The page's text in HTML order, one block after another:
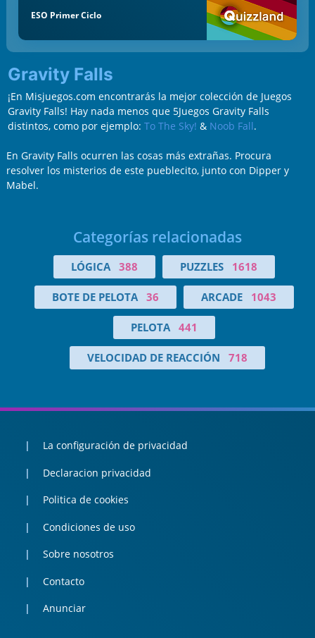
ESO Primer Ciclo
Gravity Falls
¡En Misjuegos.com encontrarás la mejor colección de Juegos
Gravity Falls! Hay nada menos que 5Juegos Gravity Falls
distintos, como por ejemplo: To The Sky! & Noob Fall.
En Gravity Falls ocurren las cosas más extrañas. Procura
resolver los misterios de este pueblecito, junto con Dipper y
Mabel.
Categorías relacionadas
LÓGICA 388 PUZZLES 1618
BOTE DE PELOTA 36 ARCADE 1043
PELOTA 441
VELOCIDAD DE REACCIÓN 718
La configuración de privacidad
Declaracion privacidad
Politica de cookies
Condiciones de uso
Sobre nosotros
Contacto
Anunciar